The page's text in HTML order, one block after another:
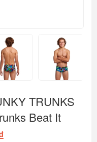
TRUNKS
Beat It